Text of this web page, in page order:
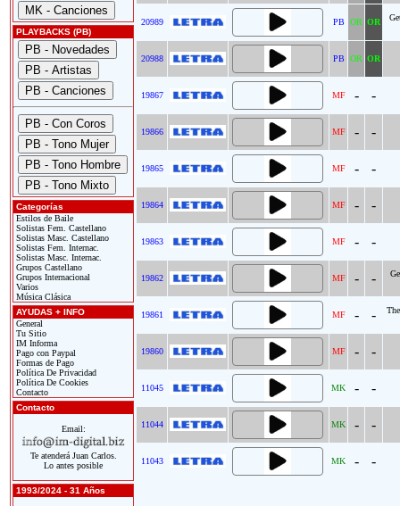
PLAYBACKS (PB)
Categorías
Estilos de Baile
Solistas Fem. Castellano
Solistas Masc. Castellano
Solistas Fem. Internac.
Solistas Masc. Internac.
Grupos Castellano
Grupos Internacional
Varios
Música Clásica
AYUDAS + INFO
General
Tu Sitio
IM Informa
Pago con Paypal
Formas de Pago
Política De Privacidad
Política De Cookies
Contacto
Contacto
Email:
Te atenderá Juan Carlos.
Lo antes posible
1993/2024 - 31 Años
20989 PB OR OR
20988 PB OR OR
19867 MF - -
19866 MF - -
19865 MF - -
19864 MF - -
19863 MF - -
19862 MF - -
19861 MF - -
19860 MF - -
11045 MK - -
11044 MK - -
11043 MK - -